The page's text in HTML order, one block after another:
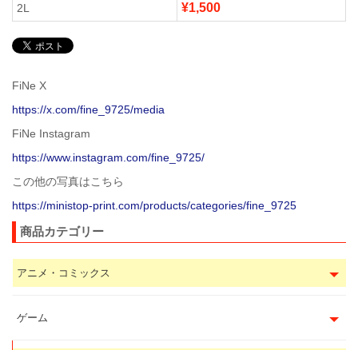
2L ¥1,500
FiNe X
https://x.com/fine_9725/media
FiNe Instagram
https://www.instagram.com/fine_9725/
この他の写真はこちら
https://ministop-print.com/products/categories/fine_9725
商品カテゴリー
アニメ・コミックス
ゲーム